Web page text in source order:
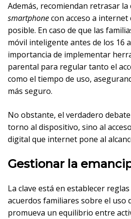
Además, recomiendan retrasar
smartphonecon acceso a
posible. En caso de que las
móvil inteligente antes de los 16
importancia de implementar
parental para regular tanto el
como el tiempo de uso,
más seguro.
No obstante, el verdadero
torno al dispositivo, sino al
digital que internet pone al
Gestionar la
La clave está en establecer
acuerdos familiares sobre el uso
promueva un equilibrio entre